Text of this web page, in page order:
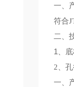
一、
符合
二、
1、
2、
一、